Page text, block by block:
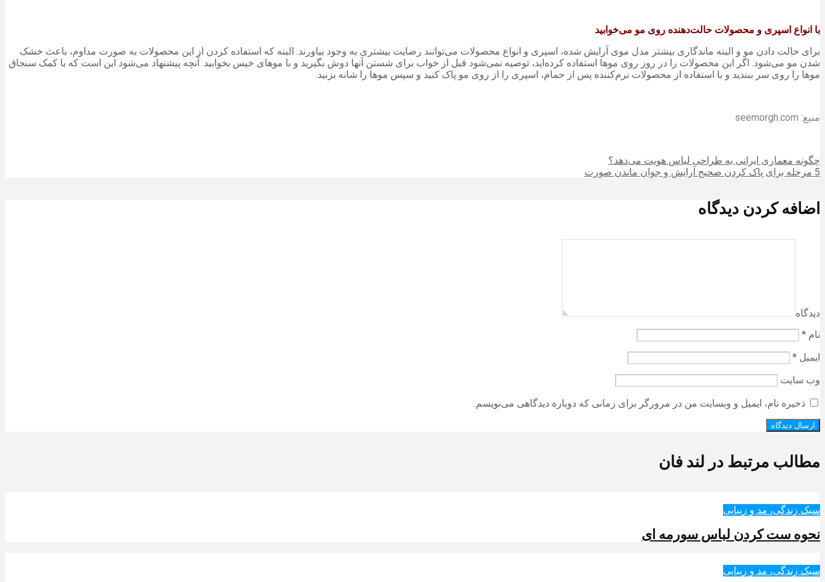
با انواع اسپری و محصولات حالت‌دهنده روی مو می‌خوابید
برای حالت دادن مو و البته ماندگاری بیشتر مدل موی آرایش شده، اسپری و انواع محصولات می‌توانند رضایت بیشتری به وجود بیاورند. البته که استفاده کردن از این محصولات به صورت مداوم، باعث خشک
شدن مو می‌شود. اگر این محصولات را در روز روی موها استفاده کرده‌اید، توصیه نمی‌شود قبل از خواب برای شستن آنها دوش بگیرید و با موهای خیس بخوابید. آنچه پیشنهاد می‌شود این است که با کمک سنجاق
موها را روی سر ببندید و با استفاده از محصولات نرم‌کننده پس از حمام، اسپری را از روی مو پاک کنید و سپس موها را شانه بزنید.
منبع: seemorgh.com
چگونه معماری ایرانی به طراحی لباس هویت می‌دهد؟
5 مرحله برای پاک کردن صحیح آرایش و جوان ماندن صورت
اضافه کردن دیدگاه
دیدگاه
نام *
ایمیل *
وب‌ سایت
ذخیره نام، ایمیل و وبسایت من در مرورگر برای زمانی که دوباره دیدگاهی می‌نویسم.
مطالب مرتبط در لند فان
سبک زندگی، مد و زیبایی
نحوه ست کردن لباس سورمه ای
سبک زندگی، مد و زیبایی